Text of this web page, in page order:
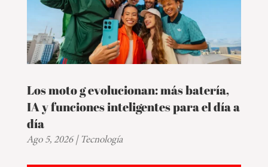
Los moto g evolucionan: más batería,
IA y funciones inteligentes para el día a
día
Ago 5, 2026|Tecnología